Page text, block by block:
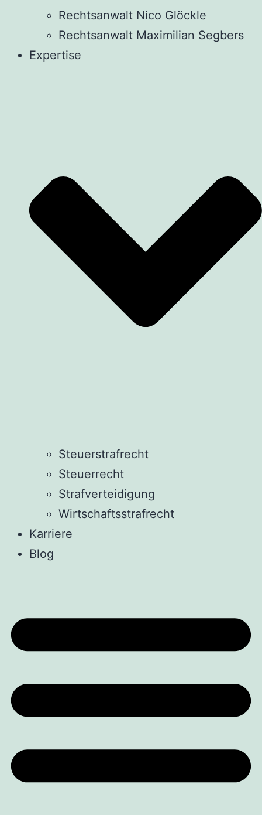
Rechtsanwalt Nico Glöckle
Rechtsanwalt Maximilian Segbers
Expertise
Steuerstrafrecht
Steuerrecht
Strafverteidigung
Wirtschaftsstrafrecht
Karriere
Blog